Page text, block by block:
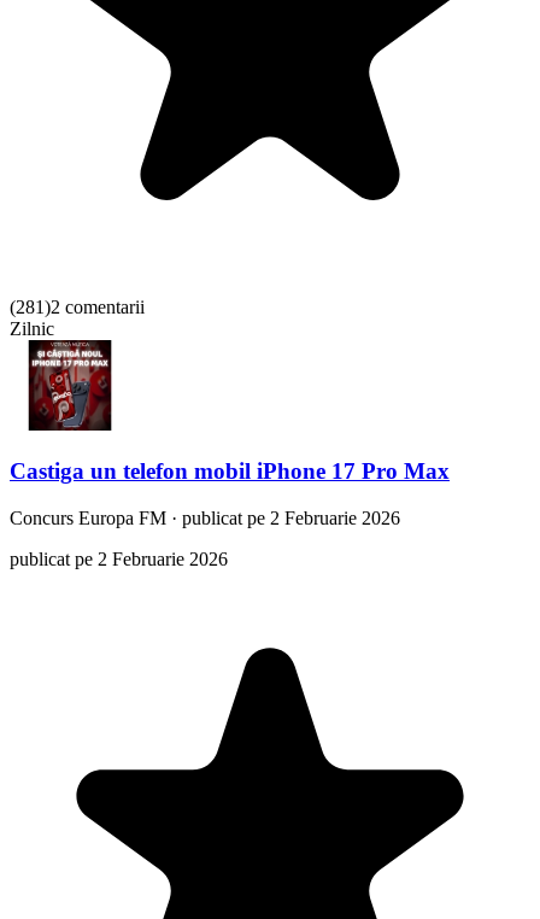
(281)2 comentarii
Zilnic
Castiga un telefon mobil iPhone 17 Pro Max
Concurs Europa FM · publicat pe 2 Februarie 2026
publicat pe 2 Februarie 2026